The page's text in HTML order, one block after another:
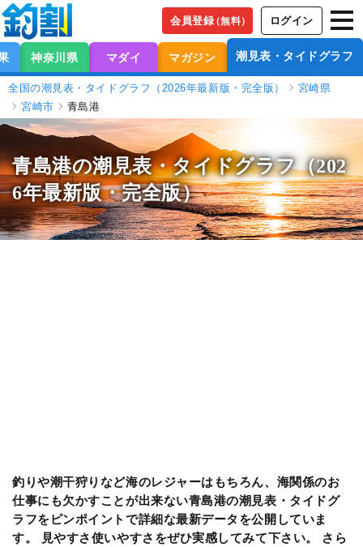
会員登録（無料） ログイン
神奈川県 マダイ マガジン 潮見表・タイドグラフ
全国の潮見表・タイドグラフ（2026年最新版・完全版）
宮崎県
宮崎市
青島港
青島港の潮見表・タイドグラフ（202
6年最新版・完全版）
釣りや潮干狩りなど海のレジャーはもちろん、海関係のお
仕事にも欠かすことが出来ない青島港の潮見表・タイドグ
ラフをピンポイントで詳細な最新データを公開していま
す。 見やすさ使いやすさをぜひ実感してみて下さい。 さら